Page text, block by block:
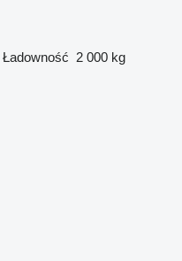
Ładowność 2 000 kg